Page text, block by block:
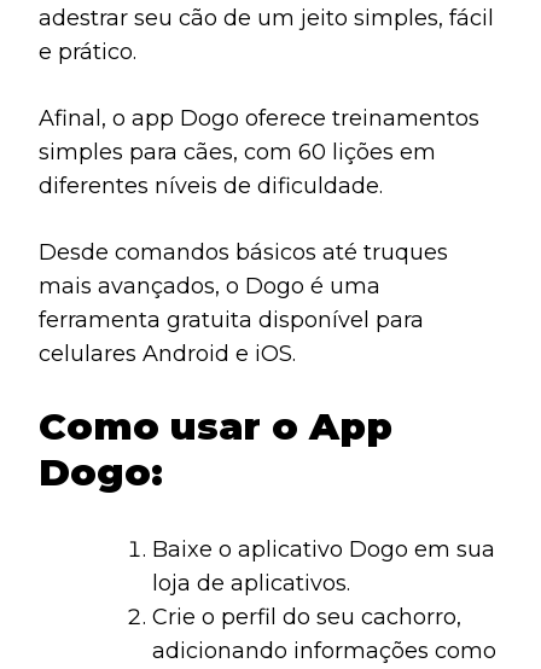
adestrar seu cão de um jeito simples, fácil
e prático.
Afinal, o app Dogo oferece treinamentos
simples para cães, com 60 lições em
diferentes níveis de dificuldade.
Desde comandos básicos até truques
mais avançados, o Dogo é uma
ferramenta gratuita disponível para
celulares Android e iOS.
Como usar o App
Dogo:
Baixe o aplicativo Dogo em sua
loja de aplicativos.
Crie o perfil do seu cachorro,
adicionando informações como